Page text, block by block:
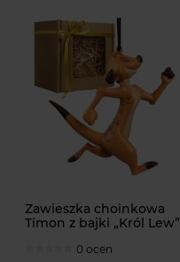
Zawieszka choinkowa
Timon z bajki „Król Lew”
0 ocen